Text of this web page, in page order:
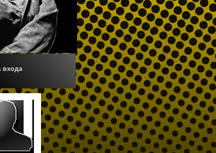
входа